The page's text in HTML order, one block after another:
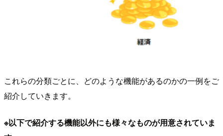
これらの分類ごとに、どのような機能があるのかの一例をご
紹介していきます。
※以下で紹介する機能以外にも様々なものが用意されていま